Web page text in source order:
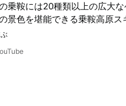
乗鞍には20種類以上の広大
景色を堪能できる乗鞍高原ス